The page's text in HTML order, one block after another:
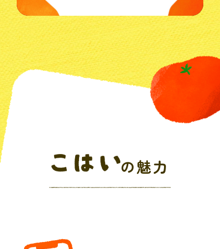
の魅力